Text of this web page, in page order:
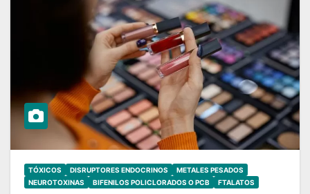
TÓXICOS DISRUPTORES ENDOCRINOS
METALES PESADOS
NEUROTOXINAS
BIFENILOS POLICLORADOS O PCB FTALATOS